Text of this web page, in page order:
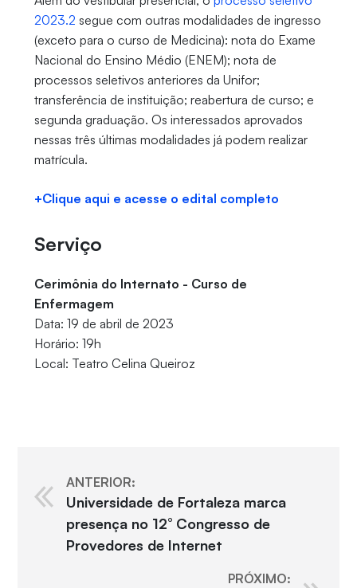
2023.2 segue com outras modalidades de ingresso
(exceto para o curso de Medicina): nota do Exame
Nacional do Ensino Médio (ENEM); nota de
processos seletivos anteriores da Unifor;
transferência de instituição; reabertura de curso; e
segunda graduação. Os interessados aprovados
nessas três últimas modalidades já podem realizar
matrícula.
+Clique aqui e acesse o edital completo
Serviço
Cerimônia do Internato - Curso de
Enfermagem
Data: 19 de abril de 2023
Horário: 19h
Local: Teatro Celina Queiroz
ANTERIOR:
Universidade de Fortaleza marca
presença no 12° Congresso de
Provedores de Internet
PRÓXIMO: